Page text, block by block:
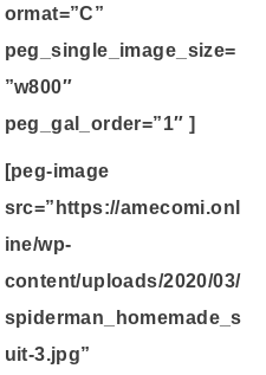
ormat=”C”
peg_single_image_size=
”w800″
peg_gal_order=”1″ ]
[peg-image
src=”https://amecomi.onl
ine/wp-
content/uploads/2020/03/
spiderman_homemade_s
uit-3.jpg”